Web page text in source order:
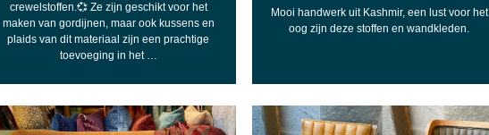
crewelstoffen.💞 Ze zijn geschikt voor het
maken van gordijnen, maar ook kussens en
plaids van dit materiaal zijn een prachtige
toevoeging in het …
Mooi handwerk uit Kashmir, een lust voor het
oog zijn deze stoffen en wandkleden.